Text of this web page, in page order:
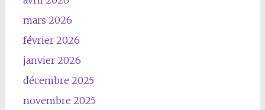
mars 2026
février 2026
janvier 2026
décembre 2025
novembre 2025